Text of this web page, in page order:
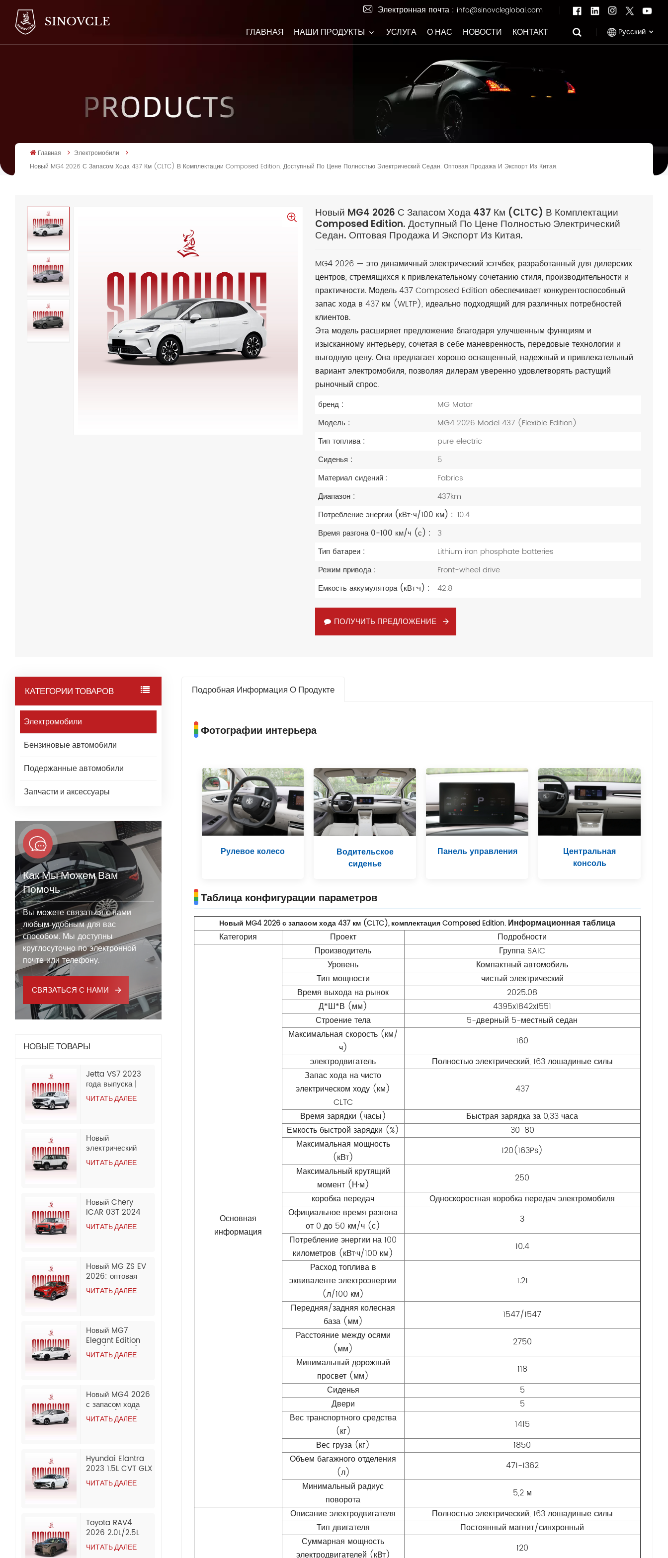
Электронная почта : info@sinovcleglobal.com
ГЛАВНАЯ
НАШИ ПРОДУКТЫ УСЛУГА О НАС НОВОСТИ КОНТАКТ Pусский
العربية
Главная
Электромобили
Новый MG4 2026 С Запасом Хода 437 Км (CLTC) В Комплектации Composed Edition. Доступный По Цене Полностью Электрический Седан. Оптовая Продажа И Экспорт Из Китая.
Новый MG4 2026 С Запасом Хода 437 Км (CLTC) В Комплектации
Composed Edition. Доступный По Цене Полностью Электрический
Седан. Оптовая Продажа И Экспорт Из Китая.
MG4 2026 — это динамичный электрический хэтчбек, разработанный для дилерских
центров, стремящихся к привлекательному сочетанию стиля, производительности и
практичности. Модель 437 Composed Edition обеспечивает конкурентоспособный
запас хода в 437 км (WLTP), идеально подходящий для различных потребностей
клиентов.
Эта модель расширяет предложение благодаря улучшенным функциям и
изысканному интерьеру, сочетая в себе маневренность, передовые технологии и
выгодную цену. Она предлагает хорошо оснащенный, надежный и привлекательный
вариант электромобиля, позволяя дилерам уверенно удовлетворять растущий
рыночный спрос.
бренд :
MG Motor
Модель :
MG4 2026 Model 437 (Flexible Edition)
Тип топлива :
pure electric
Сиденья :
5
Материал сидений :
Fabrics
Диапазон :
437km
Потребление энергии (кВт⋅ч/100 км) : 10.4
Время разгона 0-100 км/ч (с) :
3
Тип батареи :
Lithium iron phosphate batteries
Режим привода :
Front-wheel drive
Емкость аккумулятора (кВт·ч) :
42.8
ПОЛУЧИТЬ ПРЕДЛОЖЕНИЕ
КАТЕГОРИИ ТОВАРОВ
Электромобили
Бензиновые автомобили
Подержанные автомобили
Запчасти и аксессуары
Как Мы Можем Вам
Помочь
Вы можете связаться с нами
любым удобным для вас
способом. Мы доступны
круглосуточно по электронной
почте или телефону.
СВЯЗАТЬСЯ С НАМИ
НОВЫЕ ТОВАРЫ
Jetta VS7 2023
года выпуска |
280TSI АКПП
Progressive | 60
ЧИТАТЬ ДАЛЕЕ
Новый
электрический
внедорожник
Chery iCar 03
из Китая
ЧИТАТЬ ДАЛЕЕ
Новый Chery
iCAR 03T 2024
Electric Long
Range 2WD &
ЧИТАТЬ ДАЛЕЕ
Новый MG ZS EV
2026: оптовая
экспортная
продажа из Китая.
ЧИТАТЬ ДАЛЕЕ
Новый MG7
Elegant Edition
1.5T (300DCT) |
Оптовая продажа
ЧИТАТЬ ДАЛЕЕ
Новый MG4 2026
с запасом хода
437 км (CLTC) в
комплектации
по цене полностью
электрический
седан. Оптовая
продажа и экспорт
ЧИТАТЬ ДАЛЕЕ
Hyundai Elantra
2023 1.5L CVT GLX
Elite Edition
Бензиновый
ЧИТАТЬ ДАЛЕЕ
Toyota RAV4
2026 2.0L/2.5L
AWD Luxury
Edition
ЧИТАТЬ ДАЛЕЕ
Подробная Информация О Продукте
Фотографии интерьера
Рулевое колесо
Водительское
сиденье
Панель управления
Центральная
консоль
Таблица конфигурации параметров
Новый MG4 2026 с запасом хода 437 км (CLTC), комплектация Composed Edition. Информационная таблица
Категория
Проект Подробности
Основная
информация
Производитель
Группа SAIC
Уровень
Компактный автомобиль
Тип мощности
чистый электрический
Время выхода на рынок
2025.08
Д*Ш*В (мм)
4395x1842x1551
Строение тела
5-дверный 5-местный седан
Максимальная скорость (км/
ч)
160
электродвигатель
Полностью электрический, 163 лошадиные силы
Запас хода на чисто
электрическом ходу (км)
CLTC
437
Время зарядки (часы)
Быстрая зарядка за 0,33 часа
Емкость быстрой зарядки (%)
30-80
Максимальная мощность
(кВт)
120(163Ps)
Максимальный крутящий
момент (Н·м)
250
коробка передач
Односкоростная коробка передач электромобиля
Официальное время разгона
от 0 до 50 км/ч (с)
3
Потребление энергии на 100
километров (кВт·ч/100 км)
10.4
Расход топлива в
эквиваленте электроэнергии
(л/100 км)
1.21
Передняя/задняя колесная
база (мм)
1547/1547
Расстояние между осями
(мм)
2750
Минимальный дорожный
просвет (мм)
118
Сиденья
5
Двери
5
Вес транспортного средства
(кг)
1415
Вес груза (кг)
1850
Объем багажного отделения
(л)
471-1362
Минимальный радиус
поворота
5,2 м
Описание электродвигателя
Полностью электрический, 163 лошадиные силы
Тип двигателя
Постоянный магнит/синхронный
Суммарная мощность
электродвигателей (кВт)
120